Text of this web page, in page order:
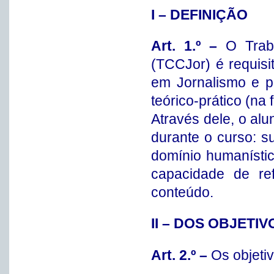
I – DEFINIÇÃO
Art. 1.º – O
(TCCJor) é
em Jornalismo e
teórico-prático (na
Através dele, o
durante o curso:
domínio
capacidade de
conteúdo.
II – DOS
Art. 2.º – Os